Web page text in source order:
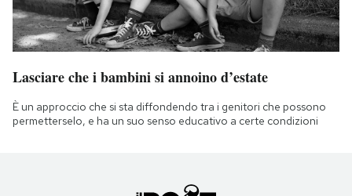
Lasciare che i bambini si annoino d’estate
È un approccio che si sta diffondendo tra i genitori che possono
permetterselo, e ha un suo senso educativo a certe condizioni